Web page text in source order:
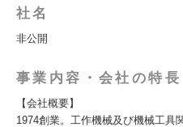
社名
非公開
事業内容・会社の特長
【会社概要】
1974創業。工作機械及び機械工具